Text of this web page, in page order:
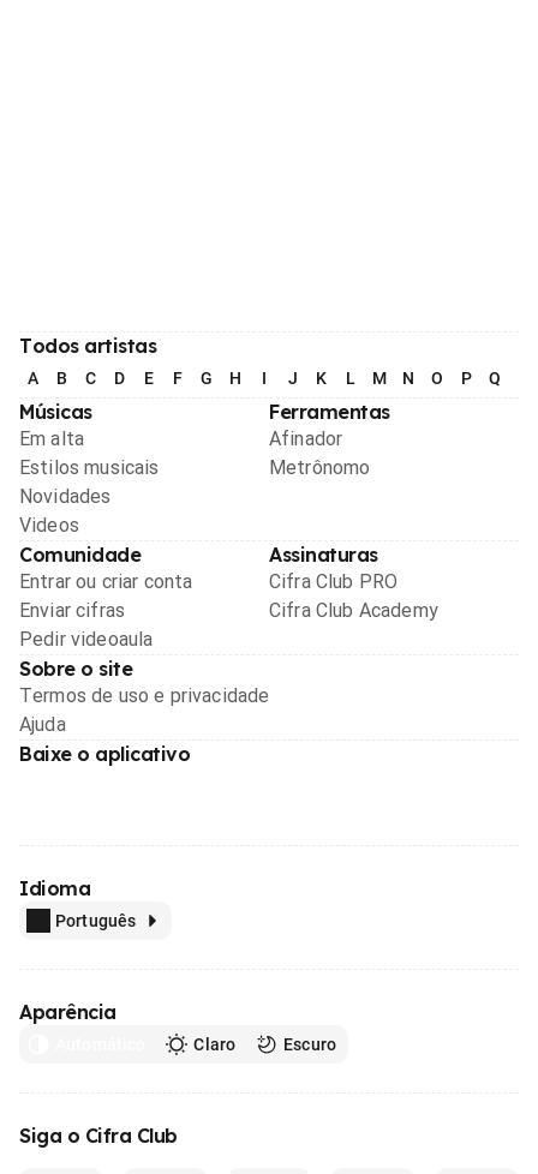
Todos artistas
A B C D E F G H I J K L M N O P Q
Músicas
Em alta
Estilos musicais
Novidades
Videos
Ferramentas
Afinador
Metrônomo
Comunidade
Entrar ou criar conta
Enviar cifras
Pedir videoaula
Assinaturas
Cifra Club PRO
Cifra Club Academy
Sobre o site
Termos de uso e privacidade
Ajuda
Baixe o aplicativo
Idioma
Português
Aparência
Claro Escuro
Siga o Cifra Club